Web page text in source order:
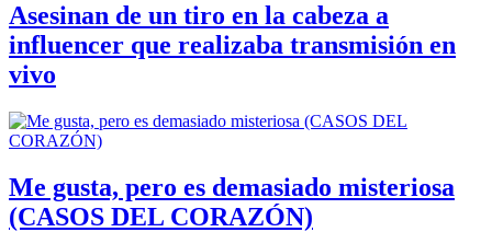
Asesinan de un tiro en la cabeza a
influencer que realizaba transmisión en
vivo
Me gusta, pero es demasiado misteriosa
(CASOS DEL CORAZÓN)